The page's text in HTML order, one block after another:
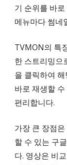
기 순위를 바
메뉴마다 썸네
TVMON의 특
한 스트리밍으
을 클릭하여
바로 재생할
편리합니다.
가장 큰 장점
할 수 있는 구
다. 영상은 비